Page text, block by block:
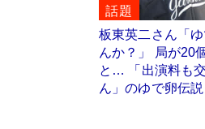
話題
板東英二さん「
んか？」 局が20
と… 「出演料も
ん」のゆで卵伝説